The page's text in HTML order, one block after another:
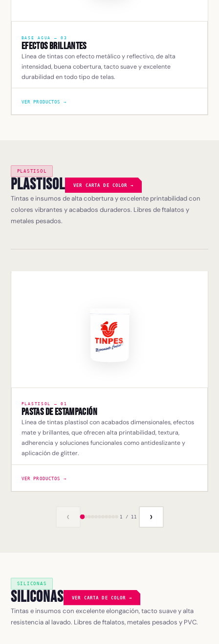
BASE AGUA — 03
Efectos Brillantes
Línea de tintas con efecto metálico y reflectivo, de alta
intensidad, buena cobertura, tacto suave y excelente
durabilidad en todo tipo de telas.
VER PRODUCTOS →
PLASTISOL
Plastisol VER CARTA DE COLOR →
Tintas e insumos de alta cobertura y excelente printabilidad con
colores vibrantes y acabados duraderos. Libres de ftalatos y
metales pesados.
PLASTISOL — 01
Pastas de Estampación
Línea de tintas plastisol con acabados dimensionales, efectos
mate y brillantes, que ofrecen alta printabilidad, textura,
adherencia y soluciones funcionales como antideslizante y
aplicación de glitter.
VER PRODUCTOS →
‹ 1 / 11 ›
SILICONAS
Siliconas VER CARTA DE COLOR →
Tintas e insumos con excelente elongación, tacto suave y alta
resistencia al lavado. Libres de ftalatos, metales pesados y PVC.